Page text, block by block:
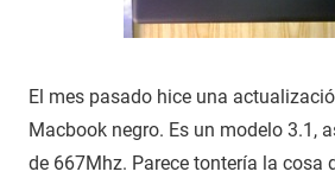
El mes pasado hice una
Macbook negro. Es un modelo 3.1,
de 667Mhz. Parece tontería la cosa